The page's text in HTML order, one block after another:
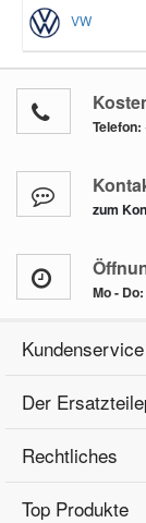
VW
Telefon:
zum
Mo -
Kundenservice
Der
Rechtliches
Top Produkte